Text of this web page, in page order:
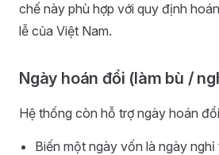
chế này phù hợp với quy định
lễ của Việt Nam.
Ngày hoán đổi (làm bù /
Hệ thống còn hỗ trợ ngày hoán
Biến một ngày vốn là ngày nghỉ